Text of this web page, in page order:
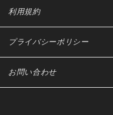
利用規約
プライバシーポリシー
お問い合わせ